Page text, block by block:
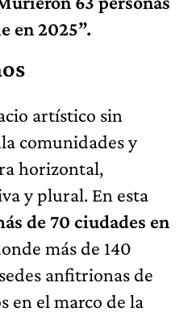
en 2025”.
artístico sin
comunidades y
horizontal,
y plural. En esta
de 70 ciudades en
más de 140
anfitrionas de
en el marco de la